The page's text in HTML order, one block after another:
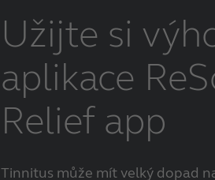
Užijte si
aplikace
Relief app
Tinnitus může mít velký dopad